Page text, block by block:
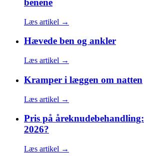
benene
Læs artikel →
Hævede ben og ankler
Læs artikel →
Kramper i læggen om natten
Læs artikel →
Pris på
2026?
Læs artikel →